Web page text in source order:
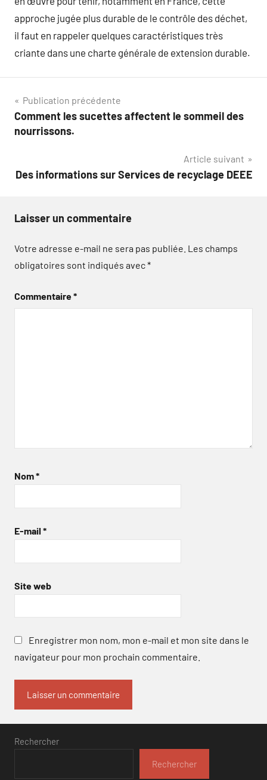
approche jugée plus durable de le contrôle des déchet,
il faut en rappeler quelques caractéristiques très
criante dans une charte générale de extension durable.
Navigation
de
Publication précédente
Comment les sucettes affectent le sommeil des
nourrissons.
Article suivant
Des informations sur Services de recyclage DEEE
Laisser un commentaire
Votre adresse e-mail ne sera pas publiée. Les champs
obligatoires sont indiqués avec*
Commentaire*
Nom*
E-mail *
Site web
Enregistrer mon nom, mon e-mail et mon site dans le
navigateur pour mon prochain commentaire.
Rechercher
Rechercher